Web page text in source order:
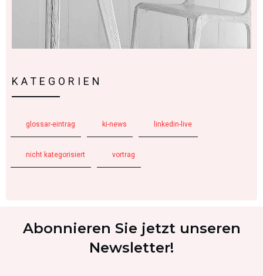
KATEGORIEN
glossar-eintrag ki-news linkedin-live
nicht kategorisiert vortrag
Abonnieren Sie jetzt unseren
Newsletter!